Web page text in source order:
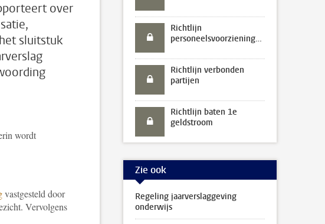
over
sluitstuk
wordt
vastgesteld door
Vervolgens
Richtlijn
personeelsvoorzieningen
Richtlijn verbonden
partijen
Richtlijn baten 1e
geldstroom
Zie ook
Regeling jaarverslaggeving
onderwijs